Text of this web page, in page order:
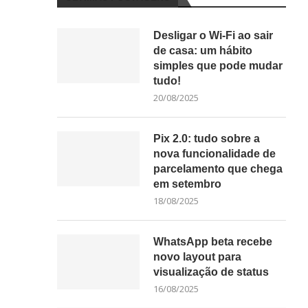
Desligar o Wi-Fi ao sair
de casa: um hábito
simples que pode mudar
tudo!
20/08/2025
Pix 2.0: tudo sobre a
nova funcionalidade de
parcelamento que chega
em setembro
18/08/2025
WhatsApp beta recebe
novo layout para
visualização de status
16/08/2025